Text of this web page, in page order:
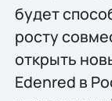
будет
росту
открыть
Edenred в